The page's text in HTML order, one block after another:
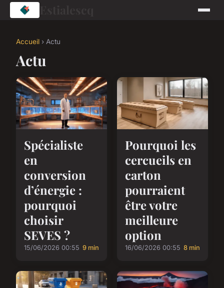
Accueil › Actu
Actu
Spécialiste
en
conversion
d’énergie :
pourquoi
choisir
SEVES ?
15/06/2026 00:55 9 min
Pourquoi les
cercueils en
carton
pourraient
être votre
meilleure
option
16/06/2026 00:55 8 min